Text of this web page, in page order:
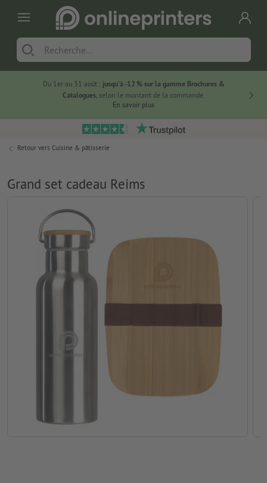
Du 1er au 31 août : jusqu’à -12 % sur la gamme Brochures &
Catalogues, selon le montant de la commande.
En savoir plus
Retour vers Cuisine & pâtisserie
Grand set cadeau Reims